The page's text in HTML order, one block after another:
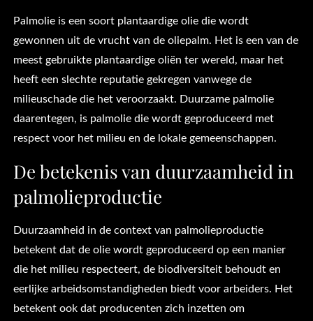
Palmolie is een soort plantaardige olie die wordt
gewonnen uit de vrucht van de oliepalm. Het is een van de
meest gebruikte plantaardige oliën ter wereld, maar het
heeft een slechte reputatie gekregen vanwege de
milieuschade die het veroorzaakt. Duurzame palmolie
daarentegen, is palmolie die wordt geproduceerd met
respect voor het milieu en de lokale gemeenschappen.
De betekenis van duurzaamheid in
palmolieproductie
Duurzaamheid in de context van palmolieproductie
betekent dat de olie wordt geproduceerd op een manier
die het milieu respecteert, de biodiversiteit behoudt en
eerlijke arbeidsomstandigheden biedt voor arbeiders. Het
betekent ook dat producenten zich inzetten om